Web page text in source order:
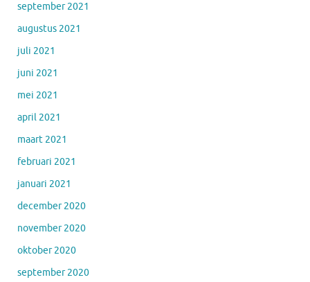
september 2021
augustus 2021
juli 2021
juni 2021
mei 2021
april 2021
maart 2021
februari 2021
januari 2021
december 2020
november 2020
oktober 2020
september 2020